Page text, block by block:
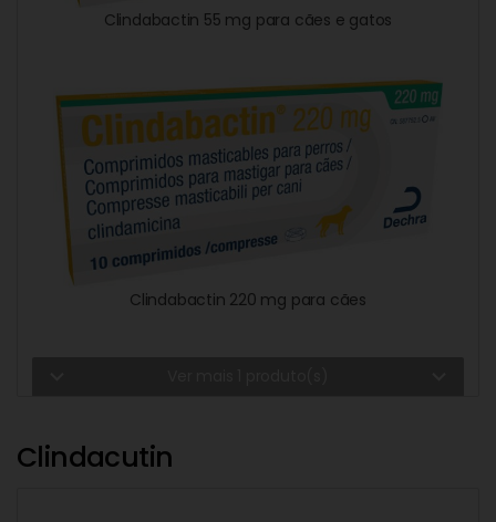
Clindabactin 55 mg para cães e gatos
Clindabactin 220 mg para cães
Clindacutin